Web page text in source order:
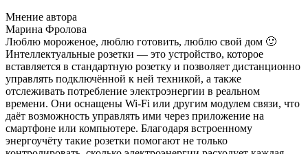
Мнение автора
Марина Фролова
Люблю мороженое, люблю готовить, люблю свой дом 🙂
Интеллектуальные розетки — это устройство, которое
вставляется в стандартную розетку и позволяет дистанционно
управлять подключённой к ней техникой, а также
отслеживать потребление электроэнергии в реальном
времени. Они оснащены Wi-Fi или другим модулем связи, что
даёт возможность управлять ими через приложение на
смартфоне или компьютере. Благодаря встроенному
энергоучёту такие розетки помогают не только